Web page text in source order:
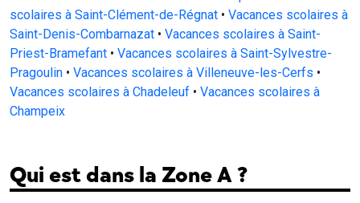
scolaires à Saint-Clément-de-Régnat • Vacances scolaires à
Saint-Denis-Combarnazat • Vacances scolaires à Saint-
Priest-Bramefant • Vacances scolaires à Saint-Sylvestre-
Pragoulin • Vacances scolaires à Villeneuve-les-Cerfs •
Vacances scolaires à Chadeleuf • Vacances scolaires à
Champeix
Qui est dans la Zone A ?